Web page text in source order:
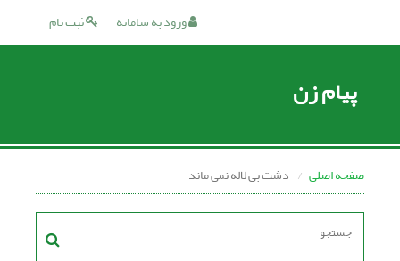
ثبت نام ورود به سامانه
پیام زن
صفحه اصلی دشت بی لاله نمی ماند